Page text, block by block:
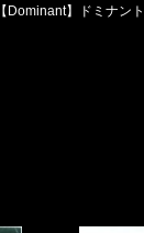
【Dominant】 ドミナント